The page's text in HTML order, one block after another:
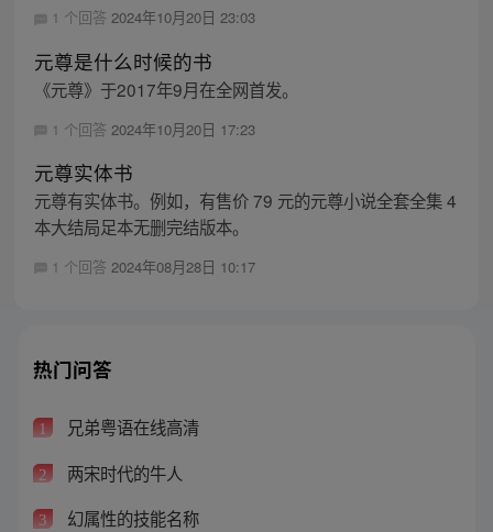
1 个回答 2024年10月20日 23:03
元尊是什么时候的书
《元尊》于2017年9月在全网首发。
1 个回答 2024年10月20日 17:23
元尊实体书
元尊有实体书。例如，有售价 79 元的元尊小说全套全集 4
本大结局足本无删完结版本。
1 个回答 2024年08月28日 10:17
热门问答
1 兄弟粤语在线高清
2 两宋时代的牛人
3 幻属性的技能名称